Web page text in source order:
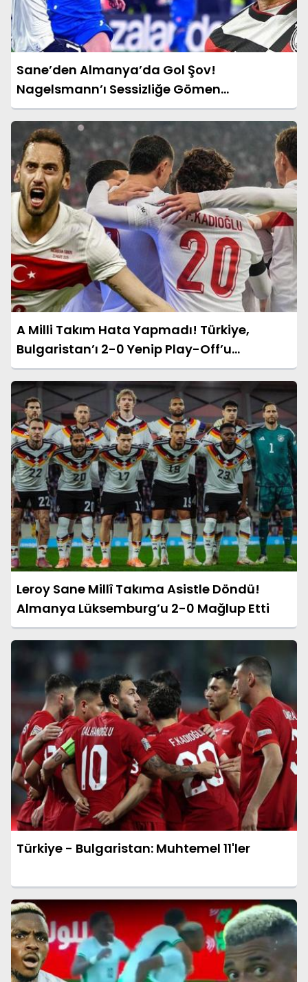
Sane’den Almanya’da Gol Şov!
Nagelsmann’ı Sessizliğe Gömen
Performans
A Milli Takım Hata Yapmadı! Türkiye,
Bulgaristan’ı 2-0 Yenip Play-Off’u
Garantiledi
Leroy Sane Millî Takıma Asistle Döndü!
Almanya Lüksemburg’u 2-0 Mağlup Etti
Türkiye - Bulgaristan: Muhtemel 11'ler